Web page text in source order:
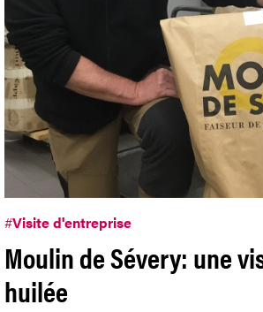
#Visite d'entreprise
Moulin de Sévery: une
huilée